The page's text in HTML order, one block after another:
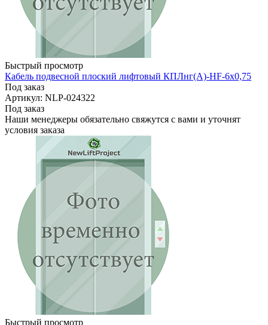
Быстрый просмотр
Кабель подвесной плоский лифтовый КПЛнг(A)-HF-6х0,75
Под заказ
Артикул: NLP-024322
Под заказ
Наши менеджеры обязательно свяжутся с вами и уточнят
условия заказа
Быстрый просмотр